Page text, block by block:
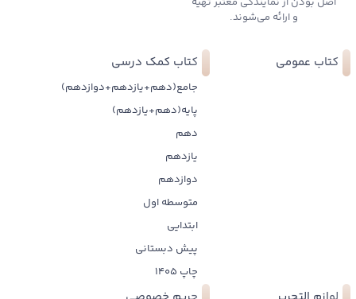
و ارائه می‌شوند.
کتاب عمومی کتاب کمک درسی
جامع(دهم+یازدهم+دوازدهم)
پایه(دهم+یازدهم)
دهم
یازدهم
دوازدهم
متوسطه اول
ابتدایی
پیش دبستانی
چاپ 1405